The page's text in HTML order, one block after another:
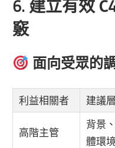
6. 建立有效
竅
面向受眾的
利益相關者 建議
高階主管
背景
體環境